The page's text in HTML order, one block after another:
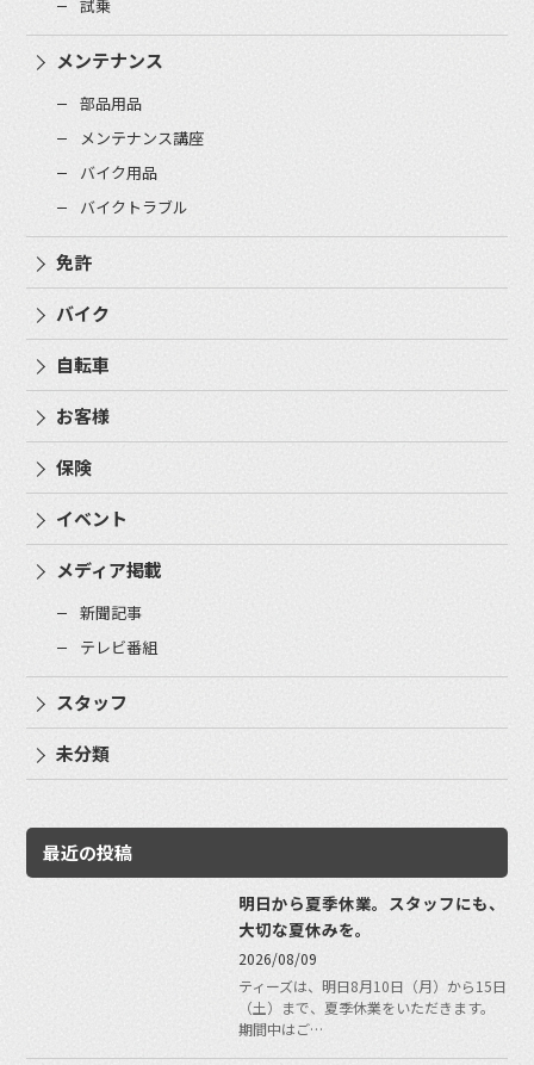
試乗
メンテナンス
部品用品
メンテナンス講座
バイク用品
バイクトラブル
免許
バイク
自転車
お客様
保険
イベント
メディア掲載
新聞記事
テレビ番組
スタッフ
未分類
最近の投稿
明日から夏季休業。スタッフにも、
大切な夏休みを。
2026/08/09
ティーズは、明日8月10日（月）から15日
（土）まで、夏季休業をいただきます。
期間中はご…